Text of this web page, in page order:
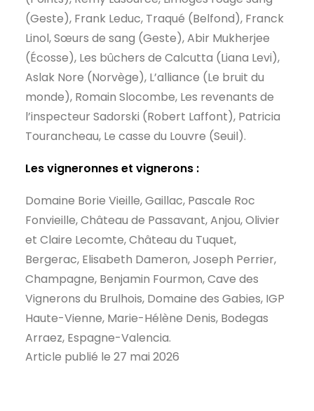
(Geste), Frank Leduc, Traqué (Belfond), Franck
Linol, Sœurs de sang (Geste), Abir Mukherjee
(Écosse), Les bûchers de Calcutta (Liana Levi),
Aslak Nore (Norvège), L’alliance (Le bruit du
monde), Romain Slocombe, Les revenants de
l’inspecteur Sadorski (Robert Laffont), Patricia
Tourancheau, Le casse du Louvre (Seuil).
Les vigneronnes et vignerons :
Domaine Borie Vieille, Gaillac, Pascale Roc
Fonvieille, Château de Passavant, Anjou, Olivier
et Claire Lecomte, Château du Tuquet,
Bergerac, Elisabeth Dameron, Joseph Perrier,
Champagne, Benjamin Fourmon, Cave des
Vignerons du Brulhois, Domaine des Gabies, IGP
Haute-Vienne, Marie-Hélène Denis, Bodegas
Arraez, Espagne-Valencia.
Article publié le 27 mai 2026